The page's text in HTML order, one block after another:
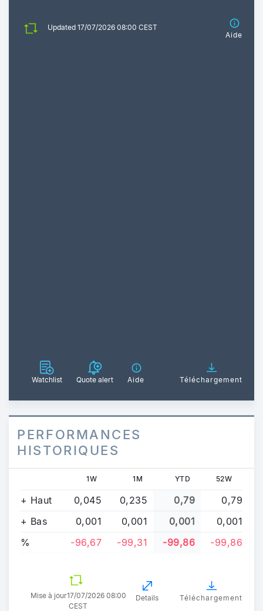
Updated 17/07/2026 08:00 CEST
Aide
Watchlist Quote alert Aide Téléchargement
PERFORMANCES
HISTORIQUES
1W 1M YTD 52W
+ Haut 0,045 0,235 0,79
0,79
+ Bas
0,001 0,001 0,001
0,001
%
-96,67 -99,31 -99,86 -99,86
Mise à jour17/07/2026 08:00
CEST
Details Téléchargement